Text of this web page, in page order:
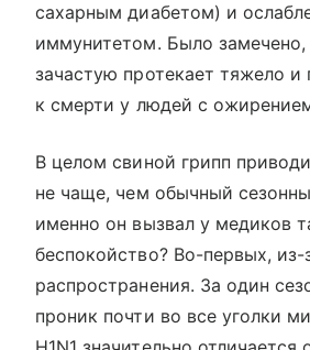
сахарным диабетом) и
иммунитетом. Было замечено,
зачастую протекает тяжело и
к смерти у людей с
В целом свиной грипп
не чаще, чем обычный
именно он вызвал у медиков
беспокойство? Во-первых, из-
распространения. За один
проник почти во все уголки